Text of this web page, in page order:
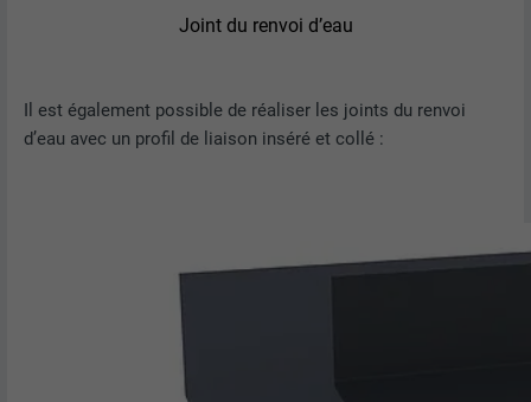
Joint du renvoi d’eau
Il est également possible de réaliser les joints du renvoi
d’eau avec un profil de liaison inséré et collé :